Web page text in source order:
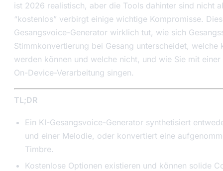
ist 2026 realistisch, aber die Tools dahinter sind nicht
“kostenlos” verbirgt einige wichtige Kompromisse.
Gesangsvoice-Generator wirklich tut, wie sich
Stimmkonvertierung bei Gesang unterscheidet,
werden können und welche nicht, und wie Sie mit
On-Device-Verarbeitung singen.
TL;DR
Ein KI-Gesangsvoice-Generator synthetisiert
und einer Melodie, oder konvertiert eine
Timbre.
Kostenlose Optionen existieren und können solide